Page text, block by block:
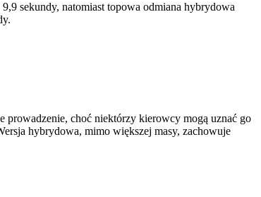
sekundy, natomiast topowa odmiana hybrydowa
prowadzenie, choć niektórzy kierowcy mogą uznać go
hybrydowa, mimo większej masy, zachowuje